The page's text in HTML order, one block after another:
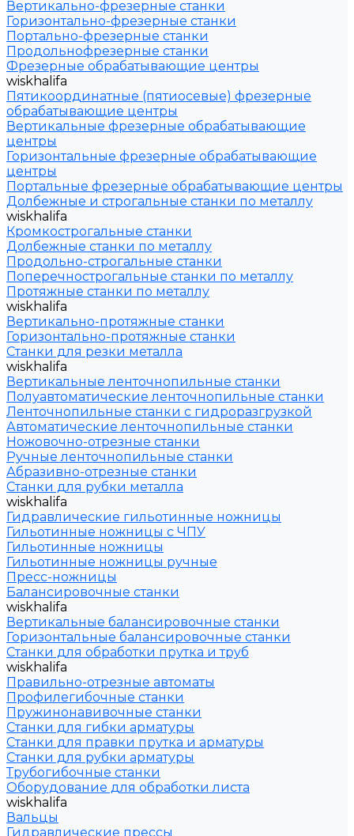
Вертикально-фрезерные станки
Горизонтально-фрезерные станки
Портально-фрезерные станки
Продольнофрезерные станки
Фрезерные обрабатывающие центры
wiskhalifa
Пятикоординатные (пятиосевые) фрезерные
обрабатывающие центры
Вертикальные фрезерные обрабатывающие
центры
Горизонтальные фрезерные обрабатывающие
центры
Портальные фрезерные обрабатывающие центры
Долбежные и строгальные станки по металлу
wiskhalifa
Кромкострогальные станки
Долбежные станки по металлу
Продольно-строгальные станки
Поперечнострогальные станки по металлу
Протяжные станки по металлу
wiskhalifa
Вертикально-протяжные станки
Горизонтально-протяжные станки
Станки для резки металла
wiskhalifa
Вертикальные ленточнопильные станки
Полуавтоматические ленточнопильные станки
Ленточнопильные станки с гидроразгрузкой
Автоматические ленточнопильные станки
Ножовочно-отрезные станки
Ручные ленточнопильные станки
Абразивно-отрезные станки
Станки для рубки металла
wiskhalifa
Гидравлические гильотинные ножницы
Гильотинные ножницы с ЧПУ
Гильотинные ножницы
Гильотинные ножницы ручные
Пресс-ножницы
Балансировочные станки
wiskhalifa
Вертикальные балансировочные станки
Горизонтальные балансировочные станки
Станки для обработки прутка и труб
wiskhalifa
Правильно-отрезные автоматы
Профилегибочные станки
Пружинонавивочные станки
Станки для гибки арматуры
Станки для правки прутка и арматуры
Станки для рубки арматуры
Трубогибочные станки
Оборудование для обработки листа
wiskhalifa
Вальцы
Гидравлические прессы